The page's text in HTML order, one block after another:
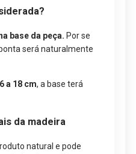
base da peça. Por se
será naturalmente
a 18 cm, a base terá
da madeira
natural e pode